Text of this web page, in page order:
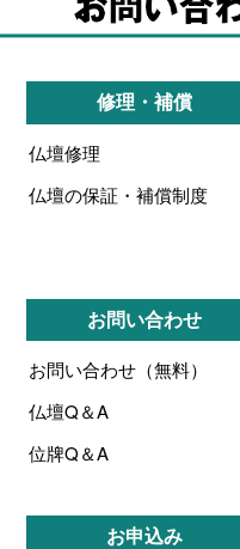
修理・補償
仏壇修理
仏壇の保証・補償制度
お問い合わせ
お問い合わせ（無料）
仏壇Q＆A
位牌Q＆A
お申込み